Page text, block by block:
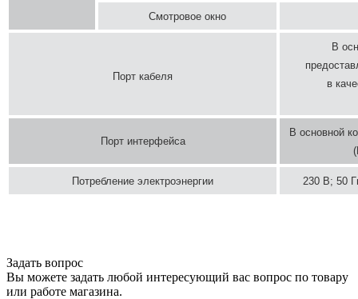
Смотровое окно
Порт кабеля
В
в
Порт интерфейса
В основной
Потребление электроэнергии 230 В; 50
Задать вопрос
Вы можете задать любой интересующий вас вопрос по товару
или работе магазина.